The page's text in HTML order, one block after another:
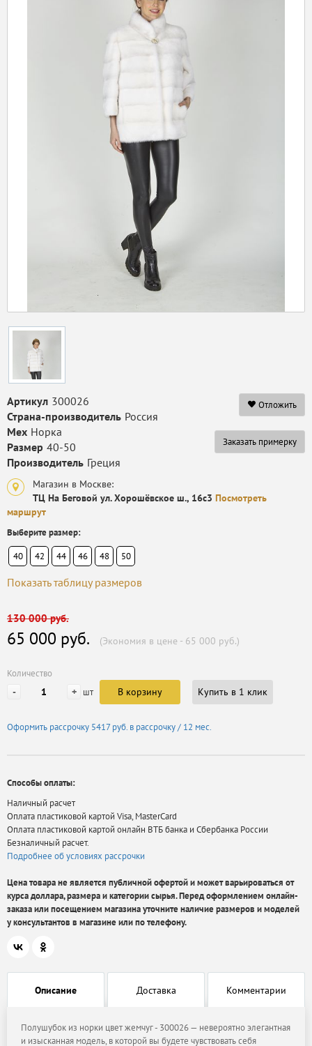
Отложить
Заказать примерку
Артикул 300026
Страна-производитель Россия
Мех Норка
Размер 40-50
Производитель Греция
Магазин в Москве:
ТЦ На Беговой ул. Хорошёвское ш., 16с3 Посмотреть
маршрут
Выберите размер:
40
42 44 46 48 50
Показать таблицу размеров
130 000 руб.
65 000 руб. (Экономия в цене - 65 000 руб.)
Количество
- + шт В корзину Купить в 1 клик
Оформить рассрочку 5417 руб. в рассрочку / 12 мес.
Способы оплаты:
Наличный расчет
Оплата пластиковой картой Visa, MasterCard
Оплата пластиковой картой онлайн ВТБ банка и Сбербанка России
Безналичный расчет.
Подробнее об условиях рассрочки
Цена товара не является публичной офертой и может варьироваться от
курса доллара, размера и категории сырья. Перед оформлением онлайн-
заказа или посещением магазина уточните наличие размеров и моделей
у консультантов в магазине или по телефону.
Описание Доставка Комментарии
Полушубок из норки цвет жемчуг - 300026 — невероятно элегантная
и изысканная модель, в которой вы будете чувствовать себя